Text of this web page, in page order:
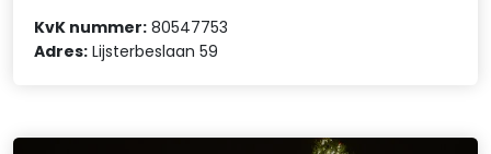
KvK nummer: 80547753
Adres: Lijsterbeslaan 59